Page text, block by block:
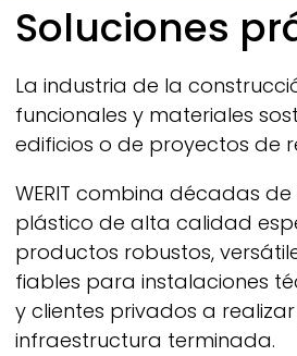
Breadcrumb
Soluciones
La industria de la
funcionales y materiales
edificios o de proyectos de
WERIT combina décadas de
plástico de alta calidad
productos robustos,
fiables para instalaciones
y clientes privados a
infraestructura terminada.